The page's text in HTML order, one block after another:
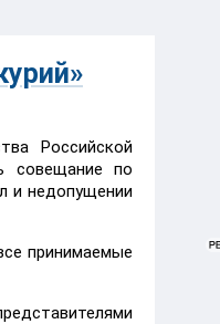
Российской
совещание по
и недопущении
принимаемые